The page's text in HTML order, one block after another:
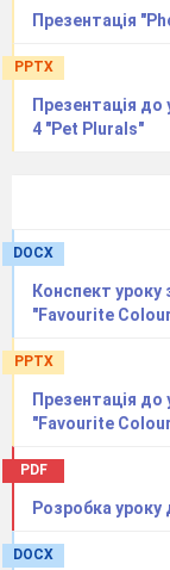
CAT
|kæt|
CAKE
|keɪk|
Презентація
PPTX
Презентація до
4 "Pet Plurals"
DOCX
Конспект уроку
"Favourite
PPTX
Презентація до
"Favourite
PDF
Розробка уроку
DOCX